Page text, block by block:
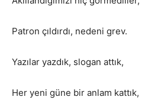
Patron çıldırdı, nedeni grev.
Yazılar yazdık, slogan attık,
Her yeni güne bir anlam kattık,